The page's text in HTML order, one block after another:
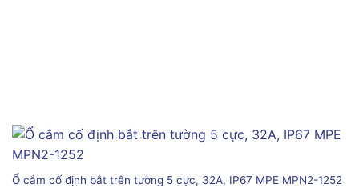
Ổ cắm cố định bắt trên tường 5 cực, 32A, IP67 MPE MPN2-1252